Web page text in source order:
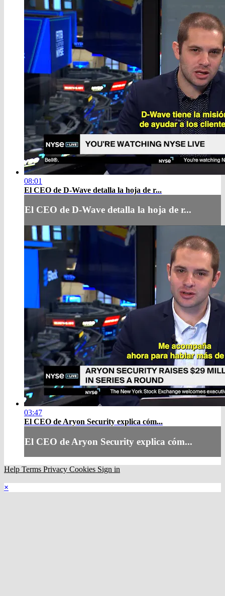
08:01
El CEO de D-Wave detalla la hoja de r...
El CEO de D-Wave detalla la hoja de r...
03:47
El CEO de Aryon Security explica cóm...
El CEO de Aryon Security explica cóm...
Help Terms Privacy Cookies Sign in
×